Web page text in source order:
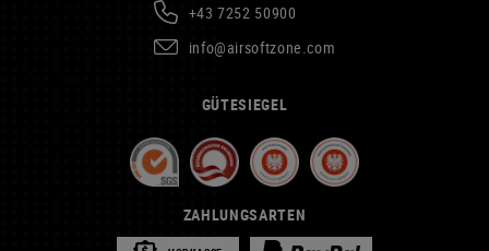
+43 7252 50900
info@airsoftzone.com
GÜTESIEGEL
ZAHLUNGSARTEN